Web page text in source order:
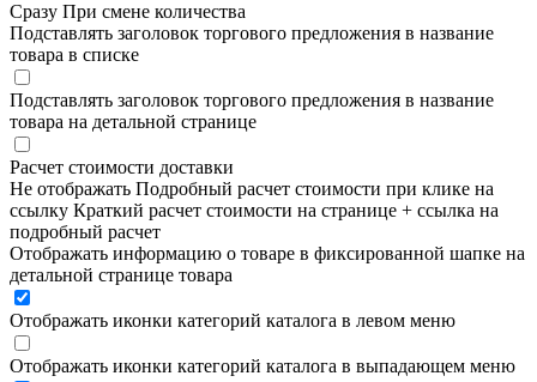
Сразу При смене количества
Подставлять заголовок торгового предложения в название
товара в списке
Подставлять заголовок торгового предложения в название
товара на детальной странице
Расчет стоимости доставки
Не отображать Подробный расчет стоимости при клике на
ссылку Краткий расчет стоимости на странице + ссылка на
подробный расчет
Отображать информацию о товаре в фиксированной шапке на
детальной странице товара
Отображать иконки категорий каталога в левом меню
Отображать иконки категорий каталога в выпадающем меню